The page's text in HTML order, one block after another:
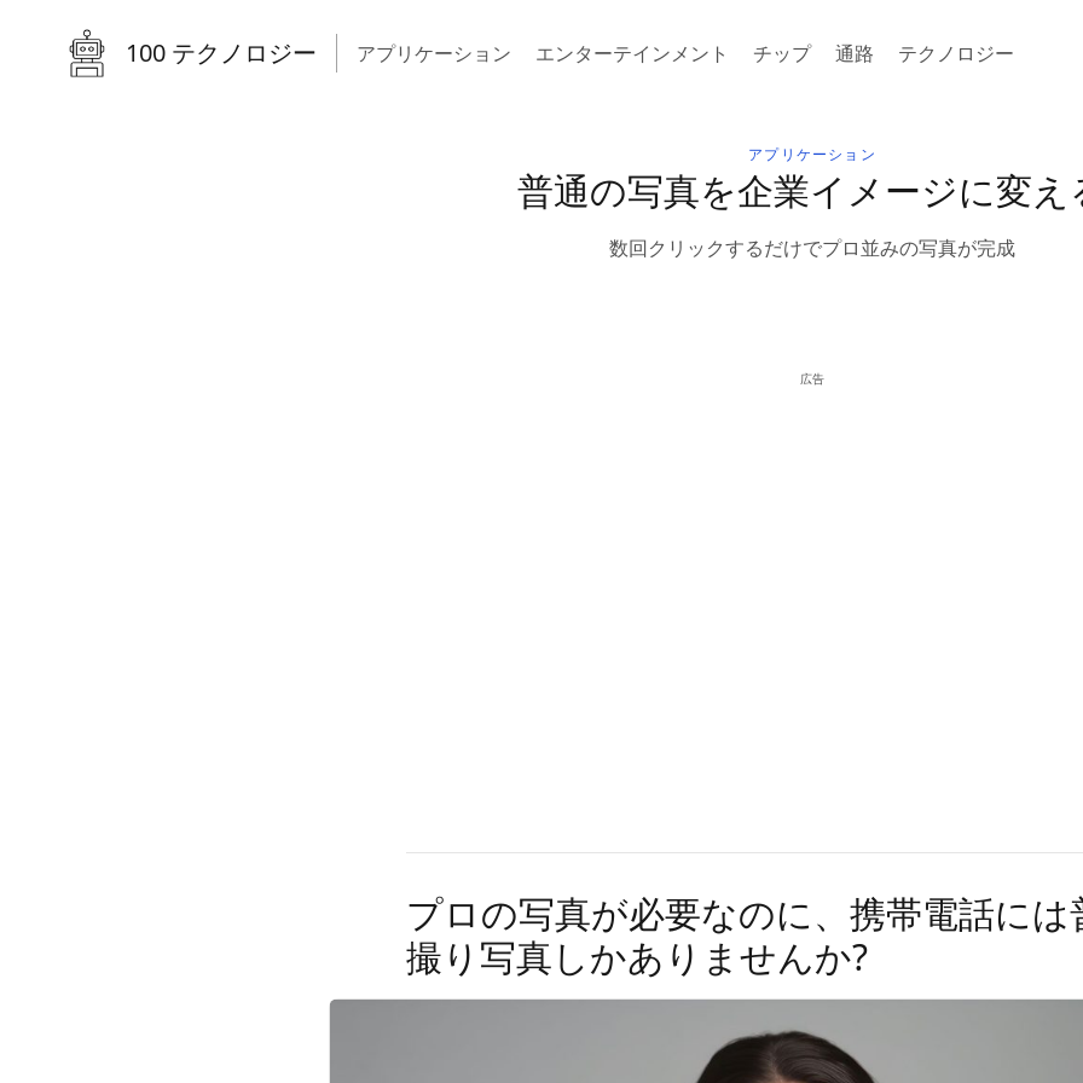
100 テクノロジー アプリケーション エンターテインメント チップ 通路 テクノロジー
アプリケーション
普通の写真を企業イメージに変え
数回クリックするだけでプロ並みの写真が完成
広告
プロの写真が必要なのに、携帯電話には
撮り写真しかありませんか?